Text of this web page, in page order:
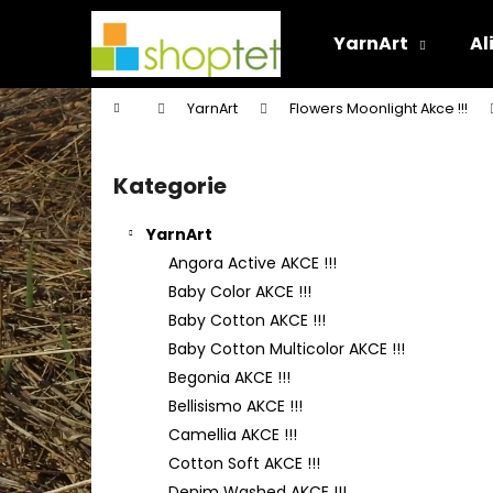
YarnArt
Domů YarnArt Flowers Moonlight Akce !!!
P
o
s
t
r
a
n
n
í
p
a
n
Přeskočit
kategorie
Kategorie
YarnArt
Angora Active AKCE !!!
Baby Color AKCE !!!
Baby Cotton AKCE !!!
Baby Cotton Multicolor AKCE !!!
Begonia AKCE !!!
Bellisismo AKCE !!!
Camellia AKCE !!!
Cotton Soft AKCE !!!
í
k
Zpět
do
obchodu
Zpět
do
obchodu